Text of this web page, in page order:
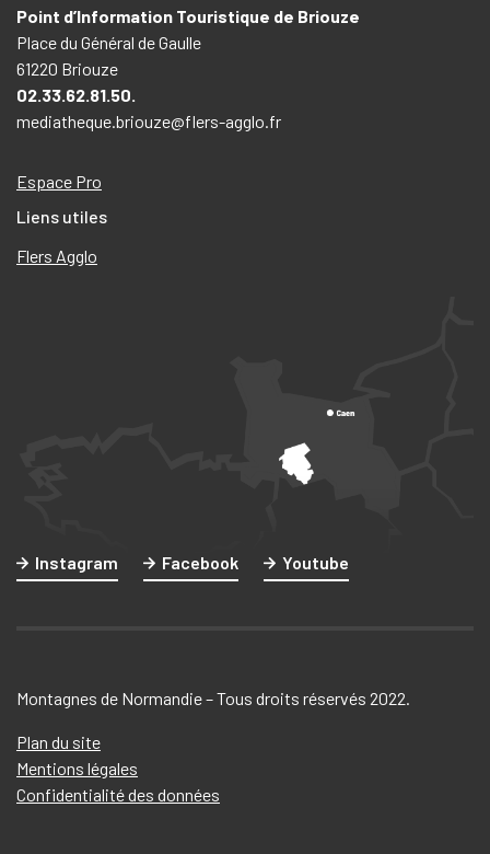
Point d’Information Touristique de Briouze
Place du Général de Gaulle
61220 Briouze
02.33.62.81.50.
mediatheque.briouze@flers-agglo.fr
Espace Pro
Liens utiles
Flers Agglo
Instagram Facebook Youtube
Montagnes de Normandie – Tous droits réservés 2022.
Plan du site
Mentions légales
Confidentialité des données